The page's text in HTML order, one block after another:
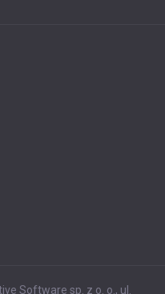
Software sp. z o. o., ul.